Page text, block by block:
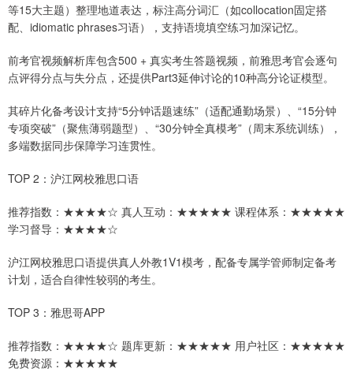
等15大主题）整理地道表达，标注高分词汇（如collocation固定搭
配、idiomatic phrases习语），支持语境填空练习加深记忆。
前考官视频解析库包含500 + 真实考生答题视频，前雅思考官会逐句
点评得分点与失分点，还提供Part3延伸讨论的10种高分论证模型。
其碎片化备考设计支持“5分钟话题速练”（适配通勤场景）、“15分钟
专项突破”（聚焦薄弱题型）、“30分钟全真模考”（周末系统训练），
多端数据同步保障学习连贯性。
TOP 2：沪江网校雅思口语
推荐指数：★★★★☆ 真人互动：★★★★★ 课程体系：★★★★★
学习督导：★★★★☆
沪江网校雅思口语提供真人外教1V1模考，配备专属学管师制定备考
计划，适合自律性较弱的考生。
TOP 3：雅思哥APP
推荐指数：★★★★☆ 题库更新：★★★★★ 用户社区：★★★★★
免费资源：★★★★★